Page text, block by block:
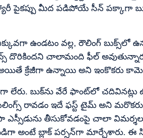
పైకప్పు మీద పడిపోయే సీన్ పక్కాగా
ఉండటం వల్ల, రౌలింగ్
దొరికిందని చాలామంది ఫీల్
క్రేజీగా ఉన్నాయి అని ఇంకొకరు
లేరు. బుక్‌ను వేరే ఫాంట్‌లో
రావడం ఇదే ఫస్ట్ టైమ్ అని
ఎస్సీడును తీసుకోవడంపై చాలా
అంటే బ్లాక్ పర్సన్‌గా మార్చేశారు. ఈ